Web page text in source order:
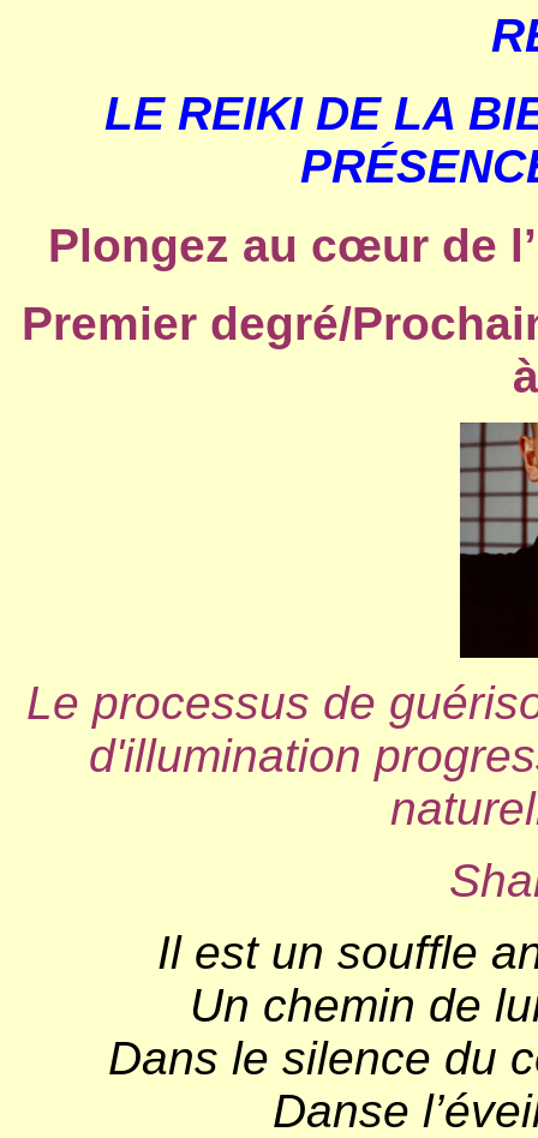
LE REIKI DE LA
Plongez au cœur de
Premier degré/
Le processus de
d'illumination
Il est un souffle
Un chemin de
Dans le silence du
Danse